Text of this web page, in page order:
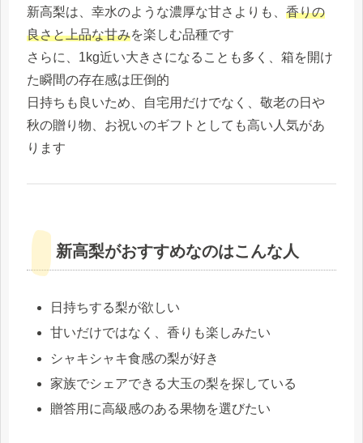
新高梨は、幸水のような濃厚な甘さよりも、 香りの
良さと上品な甘みを楽しむ品種です
さらに、1kg近い大きさになることも多く、箱を開け
た瞬間の存在感は圧倒的
日持ちも良いため、自宅用だけでなく、敬老の日や
秋の贈り物、お祝いのギフトとしても高い人気があ
ります
新高梨がおすすめなのはこんな人
日持ちする梨が欲しい
甘いだけではなく、香りも楽しみたい
シャキシャキ食感の梨が好き
家族でシェアできる大玉の梨を探している
贈答用に高級感のある果物を選びたい